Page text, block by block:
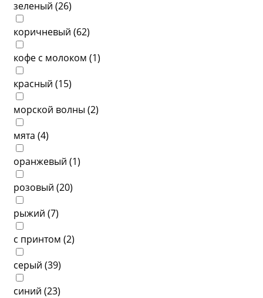
зеленый (26)
коричневый (62)
кофе с молоком (1)
красный (15)
морской волны (2)
мята (4)
оранжевый (1)
розовый (20)
рыжий (7)
с принтом (2)
серый (39)
синий (23)